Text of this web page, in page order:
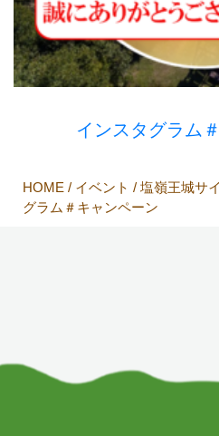
インスタグラム
HOME / イベント / 塩嶺王城サ
グラム＃キャンペーン